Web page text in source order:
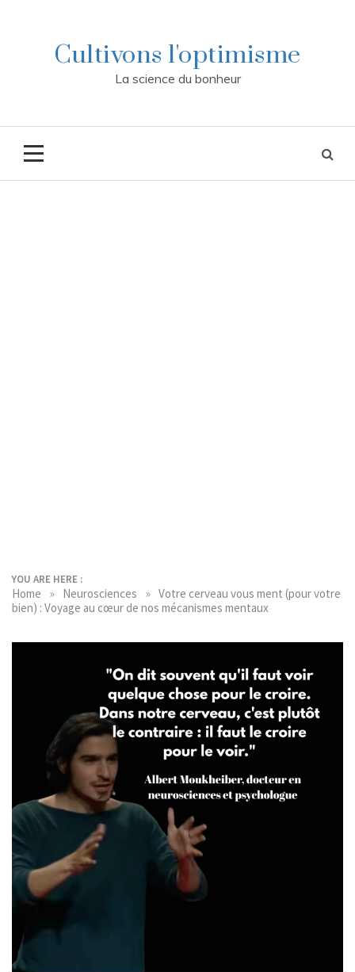
Cultivons l'optimisme
La science du bonheur
YOU ARE HERE :
Home » Neurosciences » Votre cerveau vous ment (pour votre
bien) : Voyage au cœur de nos mécanismes mentaux